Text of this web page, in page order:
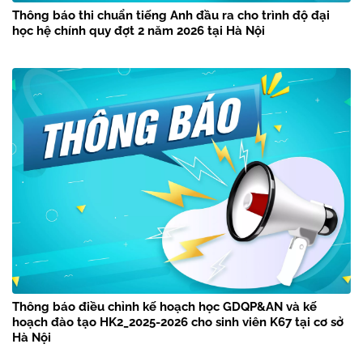
Thông báo thi chuẩn tiếng Anh đầu ra cho trình độ đại
học hệ chính quy đợt 2 năm 2026 tại Hà Nội
Thông báo điều chỉnh kế hoạch học GDQP&AN và kế
hoạch đào tạo HK2_2025-2026 cho sinh viên K67 tại cơ sở
Hà Nội